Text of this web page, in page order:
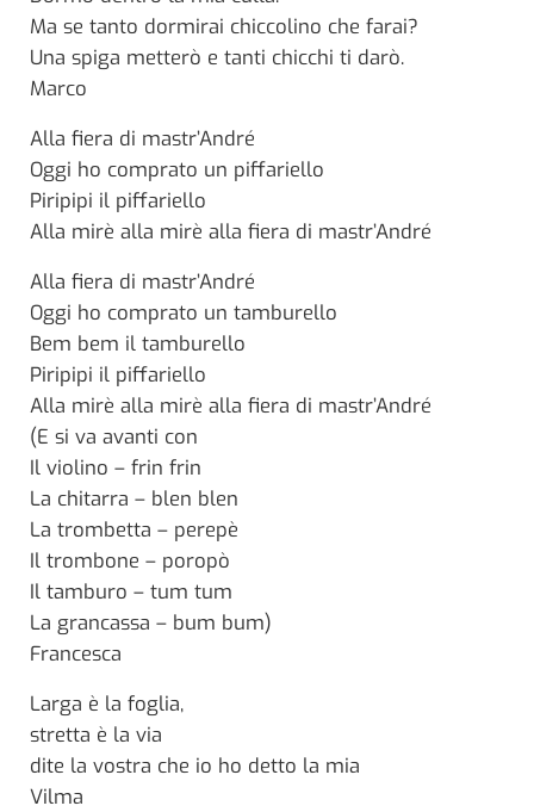
Ma se tanto dormirai chiccolino che farai?
Una spiga metterò e tanti chicchi ti darò.
Marco
Alla fiera di mastr’André
Oggi ho comprato un piffariello
Piripipi il piffariello
Alla mirè alla mirè alla fiera di mastr’André
Alla fiera di mastr’André
Oggi ho comprato un tamburello
Bem bem il tamburello
Piripipi il piffariello
Alla mirè alla mirè alla fiera di mastr’André
(E si va avanti con
Il violino – frin frin
La chitarra – blen blen
La trombetta – perepè
Il trombone – poropò
Il tamburo – tum tum
La grancassa – bum bum)
Francesca
Larga è la foglia,
stretta è la via
dite la vostra che io ho detto la mia
Vilma